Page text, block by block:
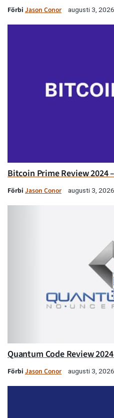
Förbi Jason Conor augusti 3, 2026
Bitcoin Prime Review
Förbi Jason Conor augusti 3, 2026
Quantum Code Review
Förbi Jason Conor augusti 3, 2026